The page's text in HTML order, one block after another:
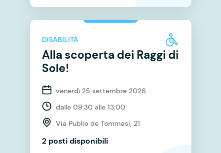
DISABILITÀ
Alla scoperta dei Raggi di
Sole!
venerdì 25 settembre 2026
dalle 09:30 alle 13:00
Via Publio de Tommasi, 21
2 posti disponibili